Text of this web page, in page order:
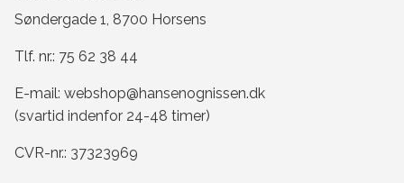
Søndergade 1, 8700 Horsens
Tlf. nr.: 75 62 38 44
E-mail: webshop@hansenognissen.dk
(svartid indenfor 24-48 timer)
CVR-nr.: 37323969